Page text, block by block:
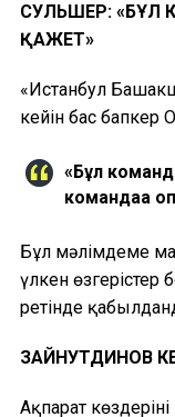
СУЛЬШЕР: «БҰЛ
ҚАЖЕТ»
«Истанбул
кейін бас бапкер
«Бұл
командаға
Бұл мәлімдеме
үлкен өзгерістер
ретінде
ЗАЙНУТДИНОВ
Ақпарат